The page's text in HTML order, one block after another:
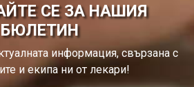
СЕ ЗА НАШИЯ
БЮЛЕТИН
информация, свързана с
и екипа ни от лекари!